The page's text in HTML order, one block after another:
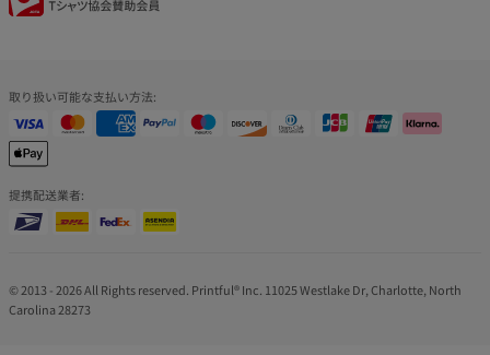
ク
バ
ッ
ジ
取り扱い可能な支払い方法:
提携配送業者:
© 2013 - 2026 All Rights reserved. Printful® Inc. 11025 Westlake Dr, Charlotte, North
Carolina 28273